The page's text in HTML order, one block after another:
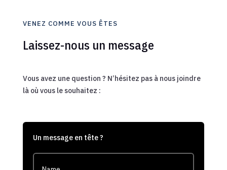
VENEZ COMME VOUS ÊTES
Laissez-nous un message
Vous avez une question ? N’hésitez pas à nous joindre
là où vous le souhaitez :
Un message en tête ?